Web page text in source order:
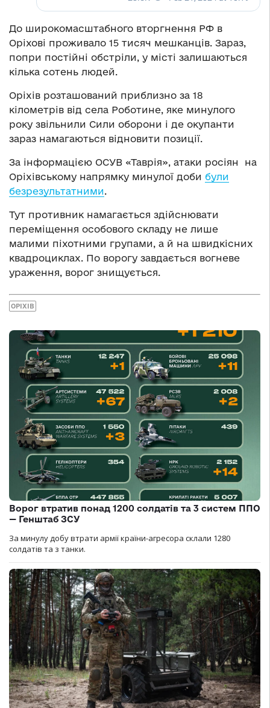
До широкомасштабного вторгнення РФ в
Оріхові проживало 15 тисяч мешканців. Зараз,
попри постійні обстріли, у місті залишаються
кілька сотень людей.
Оріхів розташований приблизно за 18
кілометрів від села Роботине, яке минулого
року звільнили Сили оборони і де окупанти
зараз намагаються відновити позиції.
За інформацією ОСУВ «Таврія», атаки росіян на
Оріхівському напрямку минулої доби були
безрезультатними.
Тут противник намагається здійснювати
переміщення особового складу не лише
малими піхотними групами, а й на швидкісних
квадроциклах. По ворогу завдається вогневе
ураження, ворог знищується.
ОРІХІВ
Ворог втратив понад 1200 солдатів та 3 систем ППО
— Генштаб ЗСУ
За минулу добу втрати армії країни-агресора склали 1280
солдатів та з танки.